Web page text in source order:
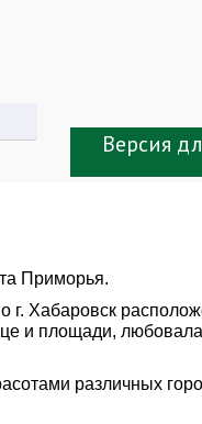
Версия
Приморья.
Хабаровск
и площади,
различных